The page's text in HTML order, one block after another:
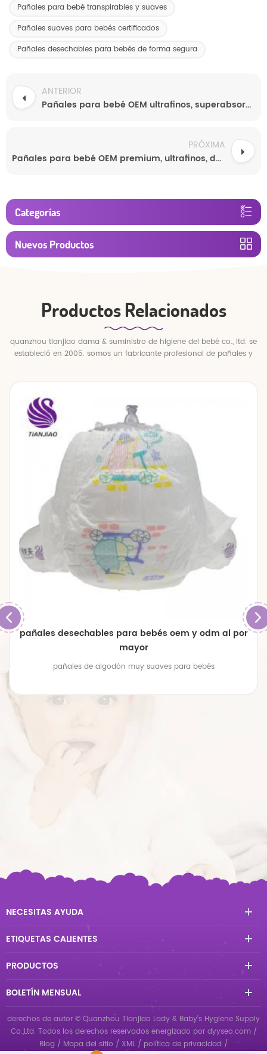
Pañales para bebé transpirables y suaves
Pañales suaves para bebés certificados
Pañales desechables para bebés de forma segura
ANTERIOR
Pañales para bebé OEM ultrafinos, superabsorbentes, ecológicos, transpirables y personalizables al por mayor.
PRÓXIMA
Pañales para bebé OEM premium, ultrafinos, de alta absorción, ecológicos, precio de fábrica, personalizables, venta al por mayor.
Categorías
Nuevos Productos
Productos Relacionados
quanzhou tianjiao dama & suministro de higiene del bebé co., ltd. se
estableció en 2005. somos un fabricante profesional de pañales y
pañales desechables para bebés oem y odm al por
mayor
pañales de algodón muy suaves para bebés
NECESITAS AYUDA
ETIQUETAS CALIENTES
PRODUCTOS
BOLETÍN MENSUAL
derechos de autor © Quanzhou Tianjiao Lady & Baby's Hygiene Supply
Co.,Ltd. Todos los derechos reservados energizado por dyyseo.com /
Blog / Mapa del sitio / XML / política de privacidad /